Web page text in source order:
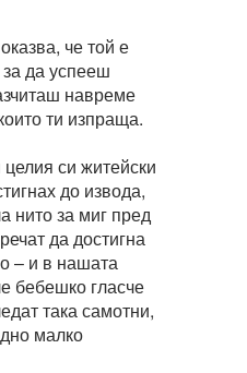
че той е
да успееш
навреме
ти изпраща.
си житейски
до извода,
нито за миг пред
да достигна
– и в нашата
бебешко гласче
така самотни,
малко